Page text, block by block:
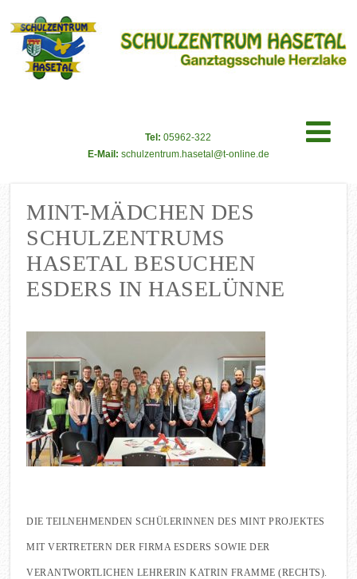
Tel: 05962-322
E-Mail: schulzentrum.hasetal@t-online.de
MINT-MÄDCHEN DES
SCHULZENTRUMS
HASETAL BESUCHEN
ESDERS IN HASELÜNNE
DIE TEILNEHMENDEN SCHÜLERINNEN DES MINT PROJEKTES
MIT VERTRETERN DER FIRMA ESDERS SOWIE DER
VERANTWORTLICHEN LEHRERIN KATRIN FRAMME (RECHTS).